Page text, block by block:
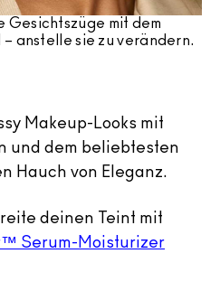
Gesichtszüge mit dem
anstelle sie zu verändern.
Makeup-Looks mit
und dem beliebtesten
Hauch von Eleganz.
deinen Teint mit
Serum-Moisturizer